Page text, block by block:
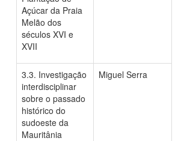
Açúcar da Praia
Melão dos
séculos XVI e
XVII
3.3. Investigação
interdisciplinar
sobre o passado
histórico do
sudoeste da
Mauritânia
Miguel Serra